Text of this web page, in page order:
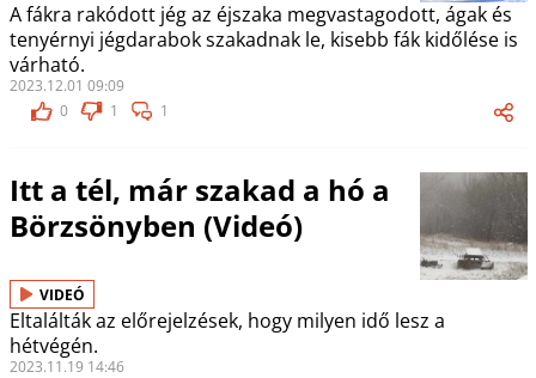
A fákra rakódott jég az éjszaka megvastagodott, ágak és
tenyérnyi jégdarabok szakadnak le, kisebb fák kidőlése is
várható.
2023.12.01 09:09
0
1 1
Itt a tél, már szakad a hó a
Börzsönyben (Videó)
VIDEÓ
Eltalálták az előrejelzések, hogy milyen idő lesz a
hétvégén.
2023.11.19 14:46